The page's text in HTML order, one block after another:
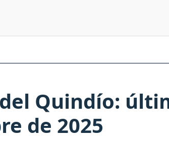
Quindío:
de 2025